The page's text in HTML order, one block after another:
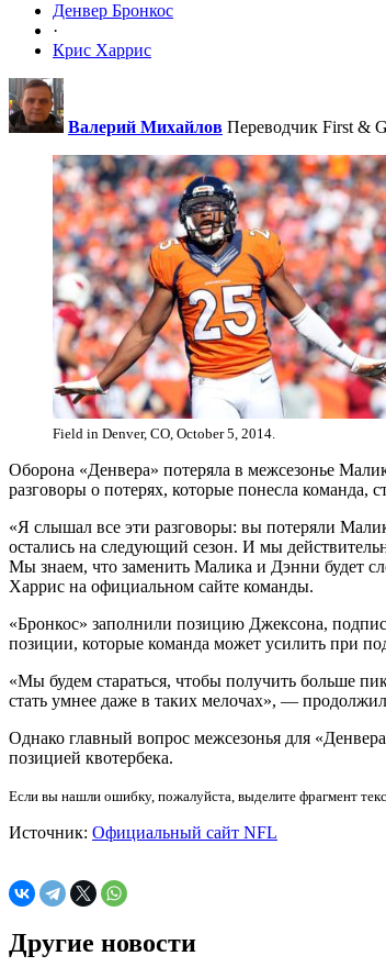
Денвер Бронкос
·
Крис Харрис
Валерий Михайлов Переводчик First &
Field in Denver, CO, October 5, 2014.
Оборона «Денвера» потеряла в межсезонье
разговоры о потерях, которые понесла команда,
«Я слышал все эти разговоры: вы потеряли
остались на следующий сезон. И мы
Мы знаем, что заменить Малика и Дэнни будет
Харрис на официальном сайте команды.
«Бронкос» заполнили позицию Джексона,
позиции, которые команда может усилить при
«Мы будем стараться, чтобы получить больше
стать умнее даже в таких мелочах», —
Однако главный вопрос межсезонья для
позицией квотербека.
Если вы нашли ошибку, пожалуйста, выделите фрагмент
Источник: Официальный сайт NFL
Другие новости